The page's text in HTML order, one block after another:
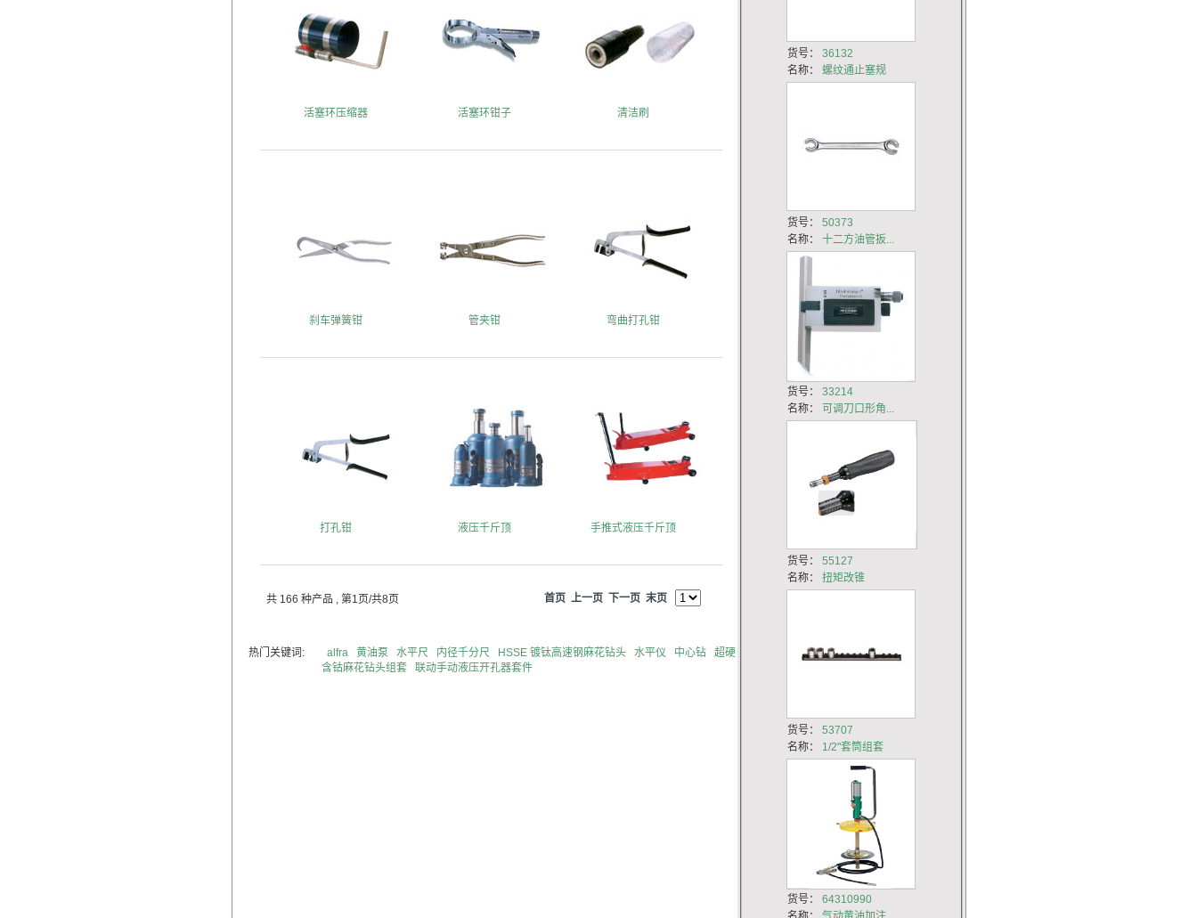
活塞环压缩器 活塞环钳子 清洁刷
刹车弹簧钳 管夹钳 弯曲打孔钳
打孔钳 液压千斤顶 手推式液压千斤顶
共 166 种产品 , 第1页/共8页 首页 上一页 下一页 末页
热门关键词: alfra 黄油泵 水平尺 内径千分尺 HSSE 镀钛高速钢麻花钻头 水平仪 中心钻
超硬
含钴麻花钻头组套
联动手动液压开孔器套件
货号： 36132
名称：
螺纹通止塞规
货号： 50373
名称： 十二方油管扳...
货号： 33214
名称： 可调刀口形角...
货号： 55127
名称： 扭矩改锥
货号： 53707
名称：
1/2"套筒组套
货号： 64310990